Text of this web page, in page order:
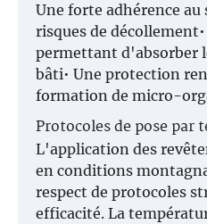
Une forte adhérence
risques de
permettant d'absorber
bâti• Une protection
formation de micro-
Protocoles de pose
L'application des
en conditions
respect de protocoles
efficacité. La